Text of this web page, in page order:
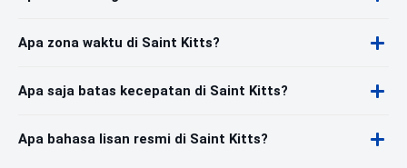
Apa zona waktu di Saint Kitts?
Apa saja batas kecepatan di Saint Kitts?
Apa bahasa lisan resmi di Saint Kitts?